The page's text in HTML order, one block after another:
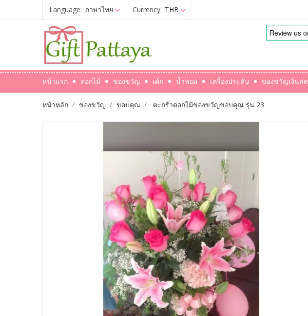
Language: ภาษาไทย Currency: THB
หน้าแรก ดอกไม้ ของขวัญ เค้ก น้ำหอม เครื่องประดับ ของขวัญเงินสด
หน้าหลัก ของขวัญ ขอบคุณ ตะกร้าดอกไม้ของขวัญขอบคุณ รุ่น 23